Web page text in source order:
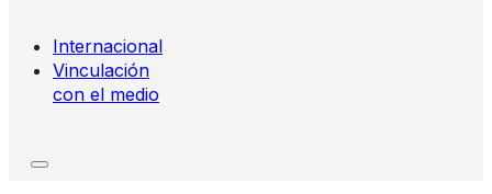
Internacional
Vinculación
con el medio